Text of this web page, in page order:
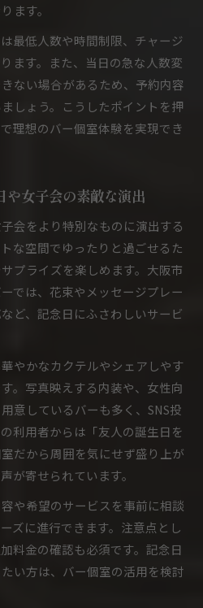
ます。
最低人数や時間制限、チャージ
ます。また、当日の急な人数変
ない場合があるため、予約内容
しょう。こうしたポイントを押
理想のバー個室体験を実現でき
や女子会の素敵な演出
会をより特別なものに演出する
な空間でゆったりと過ごせるた
プライズを楽しめます。大阪市
では、花束やメッセージプレー
ど、記念日にふさわしいサービ
やかなカクテルやシェアしやす
。写真映えする内装や、女性向
意しているバーも多く、SNS投
利用者からは「友人の誕生日を
だから周囲を気にせず盛り上が
が寄せられています。
や希望のサービスを事前に相談
ズに進行できます。注意点とし
料金の確認も必須です。記念日
い方は、バー個室の活用を検討